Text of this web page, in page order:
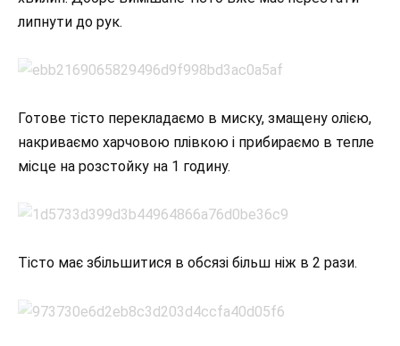
липнути до рук.
Готове тісто перекладаємо в миску, змащену олією,
накриваємо харчовою плівкою і прибираємо в тепле
місце на розстойку на 1 годину.
Тісто має збільшитися в обсязі більш ніж в 2 рази.